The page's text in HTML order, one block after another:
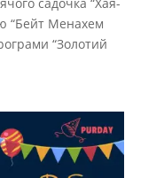
“Бейт Менахем
“Золотий